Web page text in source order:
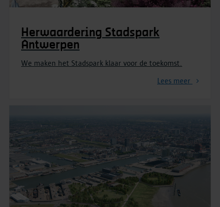
Herwaardering Stadspark
Antwerpen
We maken het Stadspark klaar voor de toekomst.
Lees meer